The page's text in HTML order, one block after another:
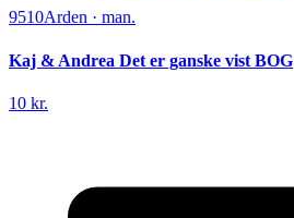
9510Arden · man.
Kaj & Andrea Det er ganske vist BOG
10 kr.